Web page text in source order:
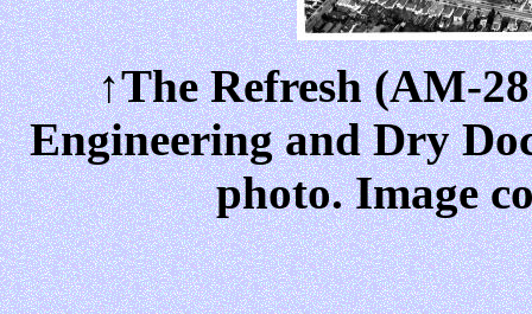
↑The Refresh (AM-
Engineering and Dry
photo. Image